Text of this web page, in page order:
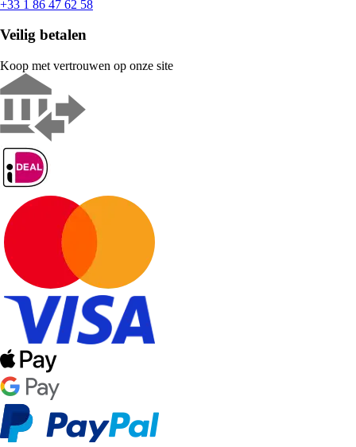
+33 1 86 47 62 58
Veilig betalen
Koop met vertrouwen op onze site